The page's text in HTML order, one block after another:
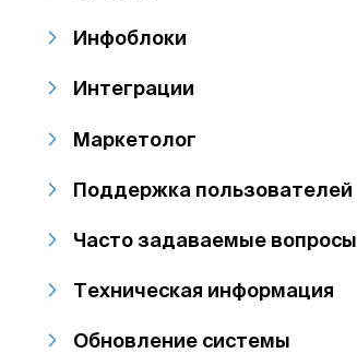
Инфоблоки
Интеграции
Маркетолог
Поддержка пользователей
Часто задаваемые вопросы
Техническая информация
Обновление системы